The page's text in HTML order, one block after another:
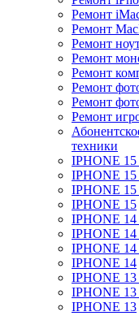
Ремонт
Ремонт
Ремонт
Ремонт
Ремонт
Ремонт
Ремонт
Ремонт
техники
IPHONE
IPHONE 15
IPHONE 15
IPHONE 15
IPHONE
IPHONE 14
IPHONE 14
IPHONE 14
IPHONE 13
IPHONE 13
IPHONE 13